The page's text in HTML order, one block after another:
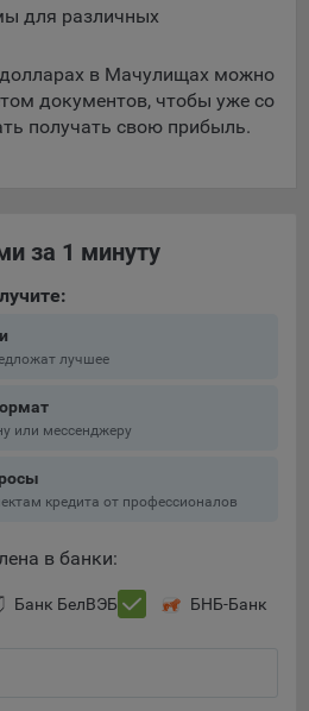
файлов cookie не позволяет
пользователей сайта, в том числе
страницы и принимать
чтобы ограничить
объем информации и
файлы cookie. Кроме
выбрав соответствующую
управления можно ознакомиться,
ведущим на
для различных
в Мачулищах можно
документов, чтобы уже со
получать свою прибыль.
за 1 минуту
лучшее
или мессенджеру
кредита от профессионалов
в банки:
Банк БелВЭБ БНБ-Банк